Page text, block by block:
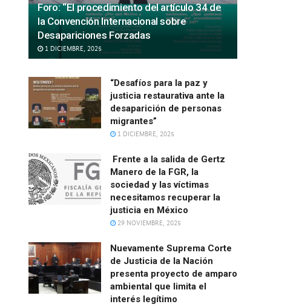
Foro: “El procedimiento del artículo 34 de
la Convención Internacional sobre
Desapariciones Forzadas
1 DICIEMBRE, 2025
“Desafíos para la paz y
justicia restaurativa ante la
desaparición de personas
migrantes”
1 DICIEMBRE, 2025
Frente a la salida de Gertz
Manero de la FGR, la
sociedad y las víctimas
necesitamos recuperar la
justicia en México
29 NOVIEMBRE, 2025
Nuevamente Suprema Corte
de Justicia de la Nación
presenta proyecto de amparo
ambiental que limita el
interés legítimo